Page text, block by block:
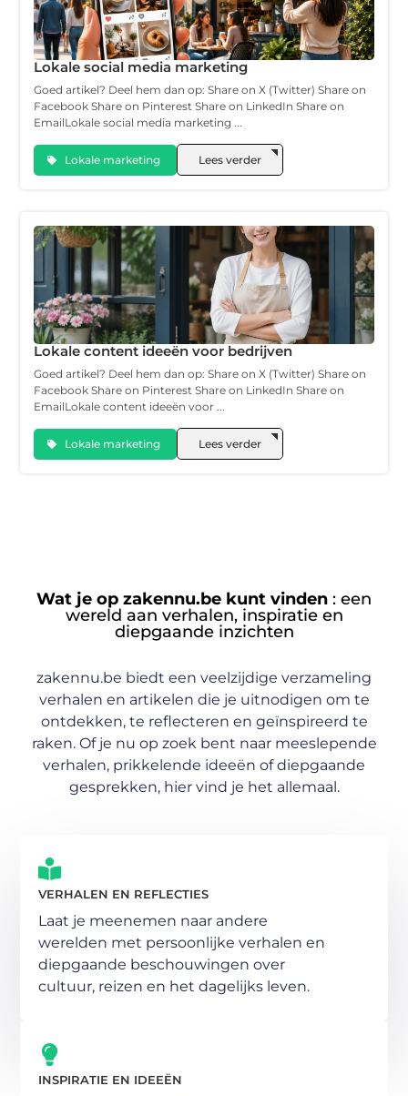
Lokale social media marketing
Goed artikel? Deel hem dan op: Share on X (Twitter) Share on
Facebook Share on Pinterest Share on LinkedIn Share on
EmailLokale social media marketing ...
Lokale marketing Lees verder
Lokale content ideeën voor bedrijven
Goed artikel? Deel hem dan op: Share on X (Twitter) Share on
Facebook Share on Pinterest Share on LinkedIn Share on
EmailLokale content ideeën voor ...
Lokale marketing Lees verder
Wat je op zakennu.be kunt vinden : een
wereld aan verhalen, inspiratie en
diepgaande inzichten
zakennu.be biedt een veelzijdige verzameling
verhalen en artikelen die je uitnodigen om te
ontdekken, te reflecteren en geïnspireerd te
raken. Of je nu op zoek bent naar meeslepende
verhalen, prikkelende ideeën of diepgaande
gesprekken, hier vind je het allemaal.
VERHALEN EN REFLECTIES
Laat je meenemen naar andere
werelden met persoonlijke verhalen en
diepgaande beschouwingen over
cultuur, reizen en het dagelijks leven.
INSPIRATIE EN IDEEËN